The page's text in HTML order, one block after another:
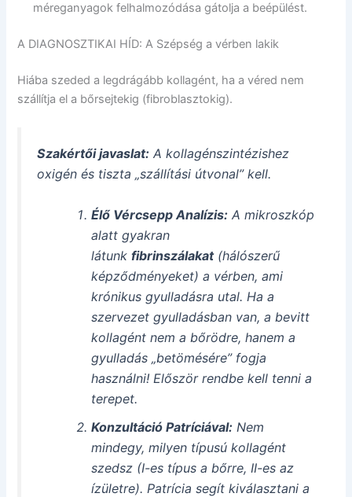
méreganyagok felhalmozódása gátolja a beépülést.
A DIAGNOSZTIKAI HÍD: A Szépség a vérben lakik
Hiába szeded a legdrágább kollagént, ha a véred nem
szállítja el a bőrsejtekig (fibroblasztokig).
Szakértői javaslat: A kollagénszintézishez
oxigén és tiszta „szállítási útvonal” kell.
Élő Vércsepp Analízis:A mikroszkóp
alatt gyakran
látunk fibrinszálakat(hálószerű
képződményeket) a vérben, ami
krónikus gyulladásra utal. Ha a
szervezet gyulladásban van, a bevitt
kollagént nem a bőrödre, hanem a
gyulladás „betömésére” fogja
használni! Először rendbe kell tenni a
terepet.
Konzultáció Patríciával:Nem
mindegy, milyen típusú kollagént
szedsz (I-es típus a bőrre, II-es az
ízületre). Patrícia segít kiválasztani a